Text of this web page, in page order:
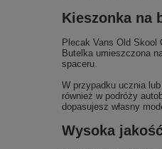
Kieszonka na
Plecak Vans Old Skool
Butelka umieszczona
spaceru.
W przypadku ucznia
również w podróży
dopasujesz własny
Wysoka